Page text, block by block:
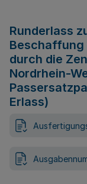
Runderlass
Beschaffung
durch die
Nordrhein-
Erlass)